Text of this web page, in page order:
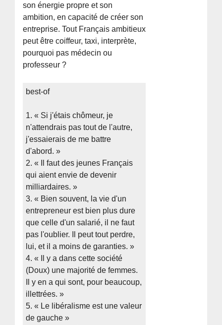
son énergie propre et son
ambition, en capacité de créer son
entreprise. Tout Français ambitieux
peut être coiffeur, taxi, interprète,
pourquoi pas médecin ou
professeur ?
best-of
1. « Si j'étais chômeur, je
n'attendrais pas tout de l'autre,
j'essaierais de me battre
d'abord. »
2. « Il faut des jeunes Français
qui aient envie de devenir
milliardaires. »
3. « Bien souvent, la vie d'un
entrepreneur est bien plus dure
que celle d'un salarié, il ne faut
pas l'oublier. Il peut tout perdre,
lui, et il a moins de garanties. »
4. « Il y a dans cette société
(Doux) une majorité de femmes.
Il y en a qui sont, pour beaucoup,
illettrées. »
5. « Le libéralisme est une valeur
de gauche »